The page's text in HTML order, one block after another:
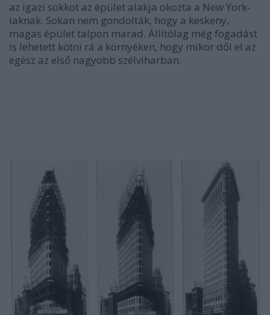
az igazi sokkot az épület alakja okozta a New York-
iaknak. Sokan nem gondolták, hogy a keskeny,
magas épület talpon marad. Állítólag még fogadást
is lehetett kötni rá a környéken, hogy mikor dől el az
egész az első nagyobb szélviharban.